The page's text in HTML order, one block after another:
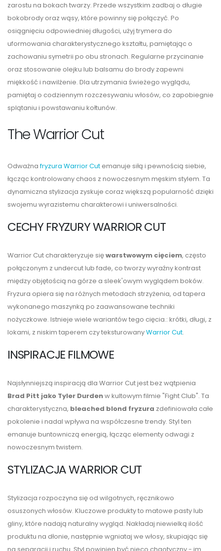
zarostu na bokach twarzy. Przede wszystkim zadbaj o długie
bokobrody oraz wąsy, które powinny się połączyć. Po
osiągnięciu odpowiedniej długości, użyj trymera do
uformowania charakterystycznego kształtu, pamiętając o
zachowaniu symetrii po obu stronach. Regularne przycinanie
oraz stosowanie olejku lub balsamu do brody zapewni
miękkość i nawilżenie. Dla utrzymania świeżego wyglądu,
pamiętaj o codziennym rozczesywaniu włosów, co zapobiegnie
splątaniu i powstawaniu kołtunów.
The Warrior Cut
Odważnafryzura Warrior Cut emanuje siłą i pewnością siebie,
łącząc kontrolowany chaos z nowoczesnym męskim stylem. Ta
dynamiczna stylizacja zyskuje coraz większą popularność dzięki
swojemu wyrazistemu charakterowi i uniwersalności.
CECHY FRYZURY WARRIOR CUT
Warrior Cut charakteryzuje sięwarstwowym cięciem, często
połączonym z undercut lub fade, co tworzy wyraźny kontrast
między objętością na górze a sleek'owym wyglądem boków.
Fryzura opiera się na różnych metodach strzyżenia, od tapera
wykonanego maszynką po zaawansowane techniki
nożyczkowe. Istnieje wiele wariantów tego cięcia.: krótki, długi, z
lokami, z niskim taperem czy teksturowanyWarrior Cut.
INSPIRACJE FILMOWE
Najsłynniejszą inspiracją dla Warrior Cut jest bez wątpienia
Brad Pitt jako Tyler Durdenw kultowym filmie "Fight Club". Ta
charakterystyczna, bleached blond fryzura zdefiniowała całe
pokolenie i nadal wpływa na współczesne trendy. Styl ten
emanuje buntowniczą energią, łącząc elementy odwagi z
nowoczesnym twistem.
STYLIZACJA WARRIOR CUT
Stylizacja rozpoczyna się od wilgotnych, ręcznikowo
osuszonych włosów. Kluczowe produkty to matowe pasty lub
gliny, które nadają naturalny wygląd. Nakładaj niewielką ilość
produktu na dłonie, następnie wgniataj we włosy, skupiając się